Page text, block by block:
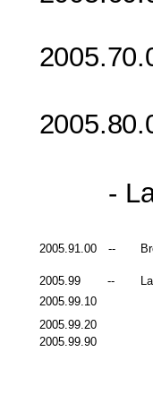
-
2005.91.00 --
2005.99 --
2005.99.10
2005.99.20
2005.99.90